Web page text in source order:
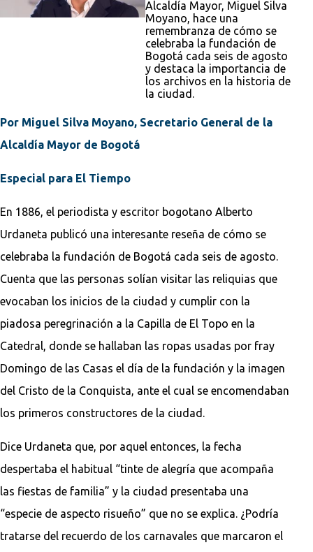
Alcaldía Mayor, Miguel Silva
Moyano, hace una
remembranza de cómo se
celebraba la fundación de
Bogotá cada seis de agosto
y destaca la importancia de
los archivos en la historia de
la ciudad.
Por Miguel Silva Moyano, Secretario General de la
Alcaldía Mayor de Bogotá
Especial para El Tiempo
En 1886, el periodista y escritor bogotano Alberto
Urdaneta publicó una interesante reseña de cómo se
celebraba la fundación de Bogotá cada seis de agosto.
Cuenta que las personas solían visitar las reliquias que
evocaban los inicios de la ciudad y cumplir con la
piadosa peregrinación a la Capilla de El Topo en la
Catedral, donde se hallaban las ropas usadas por fray
Domingo de las Casas el día de la fundación y la imagen
del Cristo de la Conquista, ante el cual se encomendaban
los primeros constructores de la ciudad.
Dice Urdaneta que, por aquel entonces, la fecha
despertaba el habitual “tinte de alegría que acompaña
las fiestas de familia” y la ciudad presentaba una
“especie de aspecto risueño” que no se explica. ¿Podría
tratarse del recuerdo de los carnavales que marcaron el